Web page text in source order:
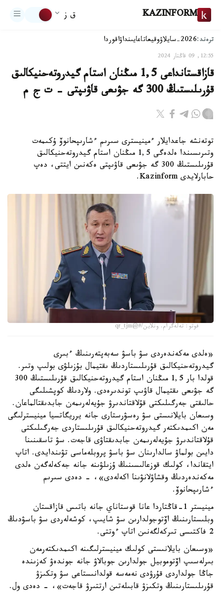
KAZINFORM ق ز
ترەند:2026-سايلاۋ وقيعاتاعايىنداۋاقوردا
12:55, 09 قاڭتار 2024
قازاقستانداعى 1,5 مىڭنان استام گيدروتەحنيكالىق
قۇرىلىستىڭ 300 گە جۋىعى قاۋىپتى – ت ج م
توتەنشە جاعدايلار ءمينيسترى سىرىم ءشارىپحانوۆ ۇكىمەت
وتىرىسىندا ەلدەگى 1,5 مىڭنان استام گيدروتەحنيكالىق
قۇرىلىستىڭ 300 گە جۋىعى قاۋىپتى ەكەنىن ايتتى، دەپ
حابارلايدى Kazinform.
فوتو: تەلەگرام. ونلاين/#@qr_tjm
«ەلدى مەكەندەردى سۋ باسۋ سەبەپتەرىنىڭ ءبىرى
گيدروتەحنيكالىق قۇرىلىستاردىڭ ىقتيمال بۇزىلۋى بولىپ وتىر.
قولدا بار 1,5 مىڭنان استام گيدروتەحنيكالىق قۇرىلىستىڭ 300
گە جۋىعى ىقتيمال قاۋىپ توندىرەدى. ولاردىڭ كوپشىلىگى
حالىقتى جەرگىلىكتى قۇلاقتاندىرۋ جۇيەلەرىمەن جابدىقتالماعان.
وسىعان بايلانىستى سۋ رەسۋرستارى جانە يرريگاتسيا مينيسترلىگى
مەن اكىمدىكتەر گيدروتەحنيكالىق قۇرىلىستاردى جەرگىلىكتى
قۇلاقتاندىرۋ جۇيەلەرىمەن جابدىقتاۋى قاجەت. سۋ تاسقىنىنا
دايىن بولماۋ سالدارىنان سۋ باسۋ پروبلەماسى تۋىندايدى. اتاپ
ايتقاندا، كولىك قوزعالىسىنىڭ ۇزىلۋىنە جانە جەكەلەگەن ەلدى
مەكەندەردىڭ وقشاۋلانۋىنا اكەلەدى»، - دەدى سىرىم
ءشارىپحانوۆ.
مينيستر 1-قاڭتاردا عانا قوستاناي جانە باتىس قازاقستان
وبلىستارىنىڭ اۆتوجولدارىن سۋ شايىپ، كوشەلەردى سۋ باسۋدىڭ
2 فاكتىسى تىركەلگەنىن اتاپ ءوتتى.
«وسىعان بايلانىستى كولىك مينيسترلىگىنە اكىمدىكتەرمەن
بىرلەسىپ اۆتوموبيل جولدارىن جوبالاۋ جانە جوندەۋ كەزىندە
جاڭا جولداردى قۇرۋدى نەمەسە قولدانىستاعى سۋ وتكىزۋ
قۇرىلىستارىنىڭ وتكىزۋ قابىلەتىن ارتتىرۋ قاجەت»، - دەدى ول.